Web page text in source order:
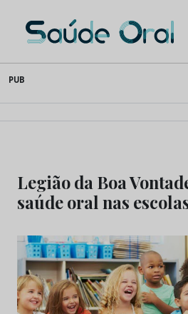
to
content
Saúde Oral
PUB
Legião da Boa
saúde oral nas